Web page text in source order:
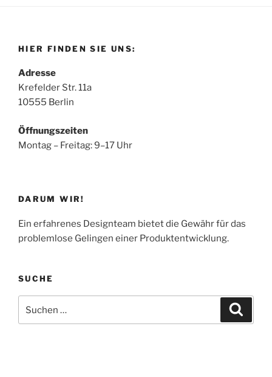
HIER FINDEN SIE UNS:
Adresse
Krefelder Str. 11a
10555 Berlin
Öffnungszeiten
Montag – Freitag: 9–17 Uhr
DARUM WIR!
Ein erfahrenes Designteam bietet die Gewähr für das
problemlose Gelingen einer Produktentwicklung.
SUCHE
nach: